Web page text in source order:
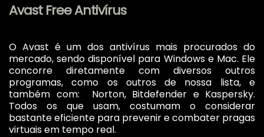
Avast Free Antivírus
O Avast é um dos antivírus mais procurados do
mercado, sendo disponível para Windows e Mac. Ele
concorre diretamente com diversos outros
programas, como os outros de nossa lista, e
também com: Norton, Bitdefender e Kaspersky.
Todos os que usam, costumam o considerar
bastante eficiente para prevenir e combater pragas
virtuais em tempo real.